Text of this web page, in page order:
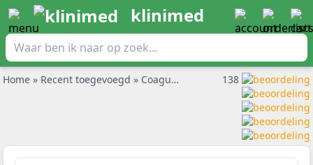
klinimed
Home » Recent toegevoegd » CoaguChek XS Pt teststrips per 24st 138